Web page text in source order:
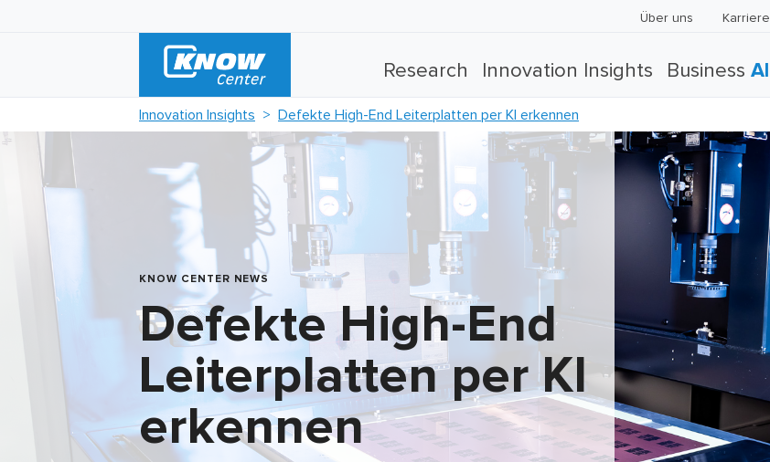
Über uns Karriere
Research Innovation Insights Business AI
Innovation Insights Defekte High-End Leiterplatten per KI erkennen
KNOW CENTER NEWS
Defekte High-End
Leiterplatten per KI
erkennen